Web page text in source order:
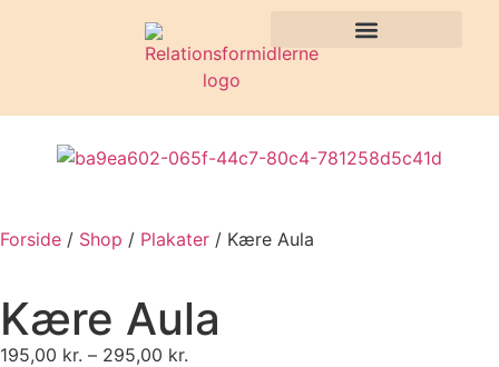
Forside / Shop / Plakater / Kære Aula
Kære Aula
195,00 kr. – 295,00 kr.